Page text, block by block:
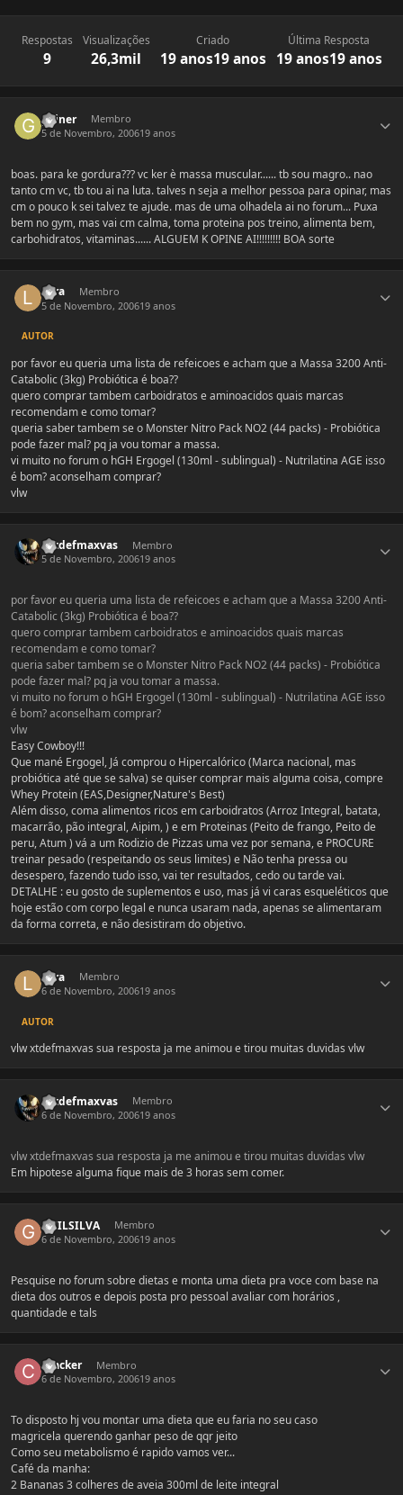
Respostas
9
Visualizações
26,3mil
Criado
19 anos19 anos
Última Resposta
19 anos19 anos
gainer
Membro
5 de Novembro, 200619 anos
boas. para ke gordura??? vc ker è massa muscular...... tb sou magro.. nao
tanto cm vc, tb tou ai na luta. talves n seja a melhor pessoa para opinar, mas
cm o pouco k sei talvez te ajude. mas de uma olhadela ai no forum... Puxa
bem no gym, mas vai cm calma, toma proteina pos treino, alimenta bem,
carbohidratos, vitaminas...... ALGUEM K OPINE AI!!!!!!!!! BOA sorte
Lyra
Membro
5 de Novembro, 200619 anos
AUTOR
por favor eu queria uma lista de refeicoes e acham que a Massa 3200 Anti-
Catabolic (3kg) Probiótica é boa??
quero comprar tambem carboidratos e aminoacidos quais marcas
recomendam e como tomar?
queria saber tambem se o Monster Nitro Pack NO2 (44 packs) - Probiótica
pode fazer mal? pq ja vou tomar a massa.
vi muito no forum o hGH Ergogel (130ml - sublingual) - Nutrilatina AGE isso
é bom? aconselham comprar?
vlw
Extdefmaxvas
Membro
5 de Novembro, 200619 anos
por favor eu queria uma lista de refeicoes e acham que a Massa 3200 Anti-
Catabolic (3kg) Probiótica é boa??
quero comprar tambem carboidratos e aminoacidos quais marcas
recomendam e como tomar?
queria saber tambem se o Monster Nitro Pack NO2 (44 packs) - Probiótica
pode fazer mal? pq ja vou tomar a massa.
vi muito no forum o hGH Ergogel (130ml - sublingual) - Nutrilatina AGE isso
é bom? aconselham comprar?
vlw
Easy Cowboy!!!
Que mané Ergogel, Já comprou o Hipercalórico (Marca nacional, mas
probiótica até que se salva) se quiser comprar mais alguma coisa, compre
Whey Protein (EAS,Designer,Nature's Best)
Além disso, coma alimentos ricos em carboidratos (Arroz Integral, batata,
macarrão, pão integral, Aipim, ) e em Proteinas (Peito de frango, Peito de
peru, Atum ) vá a um Rodizio de Pizzas uma vez por semana, e PROCURE
treinar pesado (respeitando os seus limites) e Não tenha pressa ou
desespero, fazendo tudo isso, vai ter resultados, cedo ou tarde vai.
DETALHE : eu gosto de suplementos e uso, mas já vi caras esqueléticos que
hoje estão com corpo legal e nunca usaram nada, apenas se alimentaram
da forma correta, e não desistiram do objetivo.
Lyra
Membro
6 de Novembro, 200619 anos
AUTOR
vlw xtdefmaxvas sua resposta ja me animou e tirou muitas duvidas vlw
Extdefmaxvas
Membro
6 de Novembro, 200619 anos
vlw xtdefmaxvas sua resposta ja me animou e tirou muitas duvidas vlw
Em hipotese alguma fique mais de 3 horas sem comer.
GUILSILVA
Membro
6 de Novembro, 200619 anos
Pesquise no forum sobre dietas e monta uma dieta pra voce com base na
dieta dos outros e depois posta pro pessoal avaliar com horários ,
quantidade e tals
Cracker
Membro
6 de Novembro, 200619 anos
To disposto hj vou montar uma dieta que eu faria no seu caso
magricela querendo ganhar peso de qqr jeito
Como seu metabolismo é rapido vamos ver...
Café da manha:
2 Bananas 3 colheres de aveia 300ml de leite integral